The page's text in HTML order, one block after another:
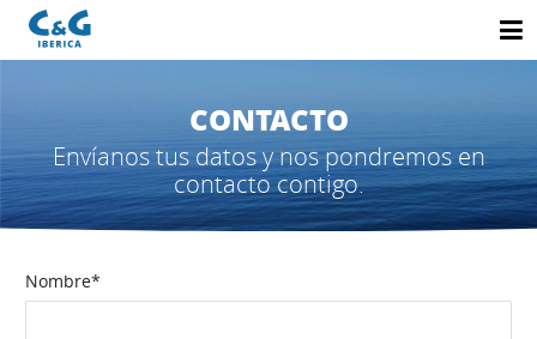
CONTACTO
Envíanos tus datos y nos pondremos en
contacto contigo.
Nombre*